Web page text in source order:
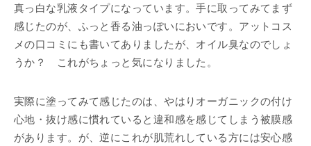
真っ白な乳液タイプになっています。手に取ってみてまず
感じたのが、ふっと香る油っぽいにおいです。アットコス
メの口コミにも書いてありましたが、オイル臭なのでしょ
うか？ これがちょっと気になりました。
実際に塗ってみて感じたのは、やはりオーガニックの付け
心地・抜け感に慣れていると違和感を感じてしまう被膜感
があります。が、逆にこれが肌荒れしている方には安心感